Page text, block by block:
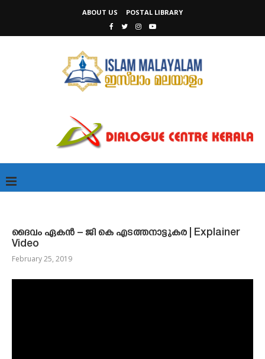
ABOUT US POSTAL LIBRARY
ദൈവം ഏകന്‍ – ജി കെ എടത്തനാട്ടുകര | Explainer
Video
February 25, 2019